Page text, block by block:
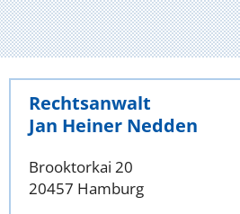
Rechtsanwalt
Jan Heiner Nedden
Brooktorkai 20
20457 Hamburg